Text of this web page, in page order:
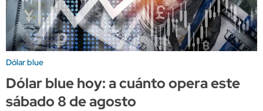
Dólar blue
Dólar blue hoy: a cuánto opera este
sábado 8 de agosto